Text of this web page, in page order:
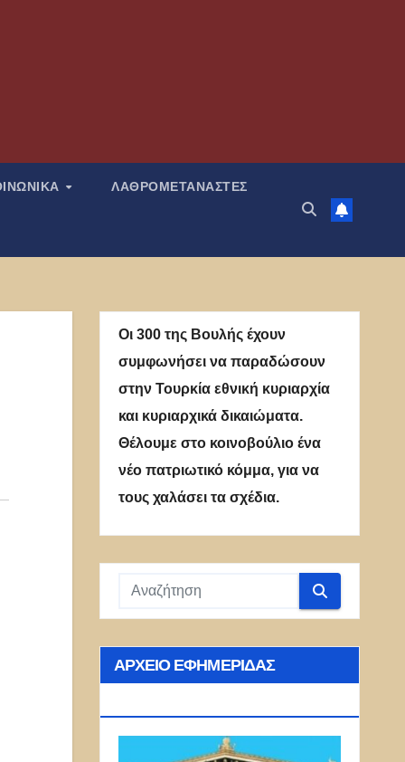
ΛΑΘΡΟΜΕΤΑΝΑΣΤΕΣ
Οι 300 της Βουλής έχουν
συμφωνήσει να παραδώσουν
στην Τουρκία εθνική κυριαρχία
και κυριαρχικά δικαιώματα.
Θέλουμε στο κοινοβούλιο ένα
νέο πατριωτικό κόμμα, για να
τους χαλάσει τα σχέδια.
ΑΡΧΕΊΟ ΕΦΗΜΕΡΊΔΑΣ